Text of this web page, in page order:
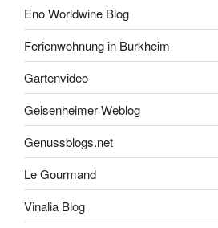
Eno Worldwine Blog
Ferienwohnung in Burkheim
Gartenvideo
Geisenheimer Weblog
Genussblogs.net
Le Gourmand
Vinalia Blog